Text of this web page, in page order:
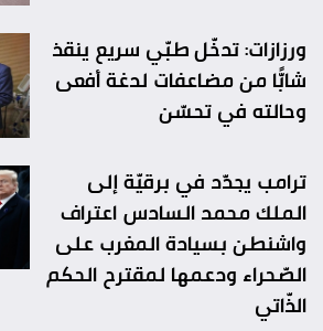
ورزازات: تدخّل طبّي سريع ينقذ
شابًّا من مضاعفات لدغة أفعى
وحالته في تحسّن
ترامب يجدّد في برقيّة إلى
الملك محمد السادس اعتراف
واشنطن بسيادة المغرب على
الصّحراء ودعمها لمقترح الحكم
الذّاتي